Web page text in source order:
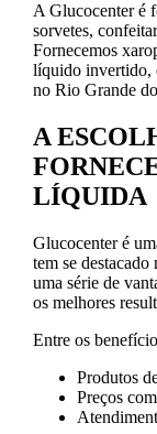
A Glucocenter é
sorvetes,
Fornecemos
líquido invertido,
no Rio Grande
A
LÍQUIDA
Glucocenter é
tem se
uma série de
os melhores
Entre os
Produtos
Preços